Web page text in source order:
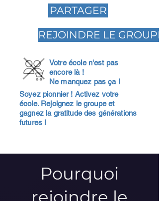
PARTAGER
REJOINDRE LE GROUPE
Votre école n'est pas
encore là !
Ne manquez pas ça !
Soyez pionnier ! Activez votre
école. Rejoignez le groupe et
gagnez la gratitude des générations
futures !
Pourquoi